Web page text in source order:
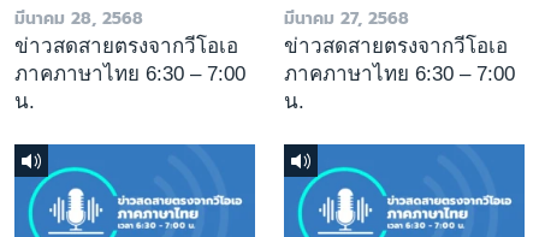
มีนาคม 28, 2568
ข่าวสดสายตรงจากวีโอเอ
ภาคภาษาไทย 6:30 – 7:00
น.
มีนาคม 27, 2568
ข่าวสดสายตรงจากวีโอเอ
ภาคภาษาไทย 6:30 – 7:00
น.